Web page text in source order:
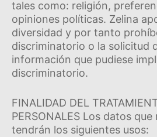
tales como: religión,
opiniones polí­ticas. Zelina
diversidad y por tanto
discriminatorio o la solicitud
información que pudiese
discriminatorio.
FINALIDAD DEL
PERSONALES Los datos
tendrán los siguientes usos: